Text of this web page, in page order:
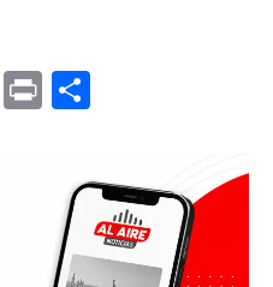
C
Pr
p
ar